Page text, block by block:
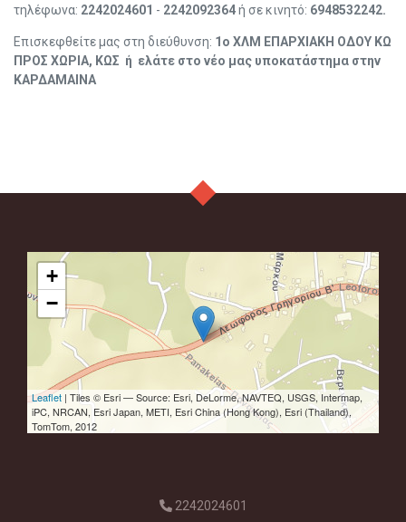
τηλέφωνα: 2242024601 - 2242092364ή σε κινητό: 6948532242.
Επισκεφθείτε μας στη διεύθυνση: 1ο ΧΛΜ ΕΠΑΡΧΙΑΚΗ ΟΔΟΥ ΚΩ
ΠΡΟΣ ΧΩΡΙΑ, ΚΩΣ ή ελάτε στο νέο μας υποκατάστημα στην
ΚΑΡΔΑΜΑΙΝΑ
+
−
Leaflet | Tiles © Esri — Source: Esri, DeLorme, NAVTEQ, USGS, Intermap,
iPC, NRCAN, Esri Japan, METI, Esri China (Hong Kong), Esri (Thailand),
TomTom, 2012
2242024601